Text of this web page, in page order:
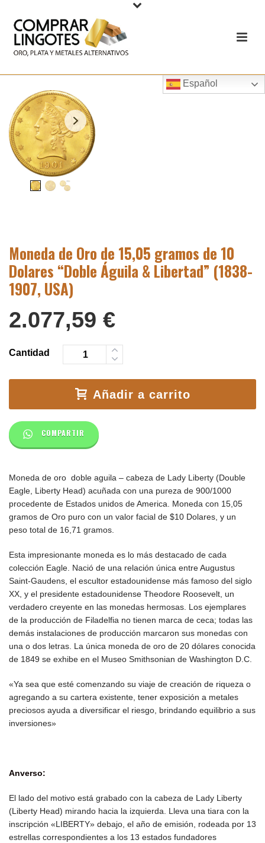
Español
Moneda de Oro de 15,05 gramos de 10
Dolares “Doble Águila & Libertad” (1838-
1907, USA)
2.077,59 €
Cantidad
Añadir a carrito
COMPARTIR
Moneda de oro doble aguila – cabeza de Lady Liberty (Double
Eagle, Liberty Head) acuñada con una pureza de 900/1000
procedente de Estados unidos de America. Moneda con 15,05
gramos de Oro puro con un valor facial de $10 Dolares, y un
peso total de 16,71 gramos.
Esta impresionante moneda es lo más destacado de cada
colección Eagle. Nació de una relación única entre Augustus
Saint-Gaudens, el escultor estadounidense más famoso del siglo
XX, y el presidente estadounidense Theodore Roosevelt, un
verdadero creyente en las monedas hermosas. Los ejemplares
de la producción de Filadelfia no tienen marca de ceca; todas las
demás instalaciones de producción marcaron sus monedas con
una o dos letras. La única moneda de oro de 20 dólares conocida
de 1849 se exhibe en el Museo Smithsonian de Washington D.C.
«Ya sea que esté comenzando su viaje de creación de riqueza o
agregando a su cartera existente, tener exposición a metales
preciosos ayuda a diversificar el riesgo, brindando equilibrio a sus
inversiones»
Anverso:
El lado del motivo está grabado con la cabeza de Lady Liberty
(Liberty Head) mirando hacia la izquierda. Lleva una tiara con la
inscripción «LIBERTY» debajo, el año de emisión, rodeada por 13
estrellas correspondientes a los 13 estados fundadores